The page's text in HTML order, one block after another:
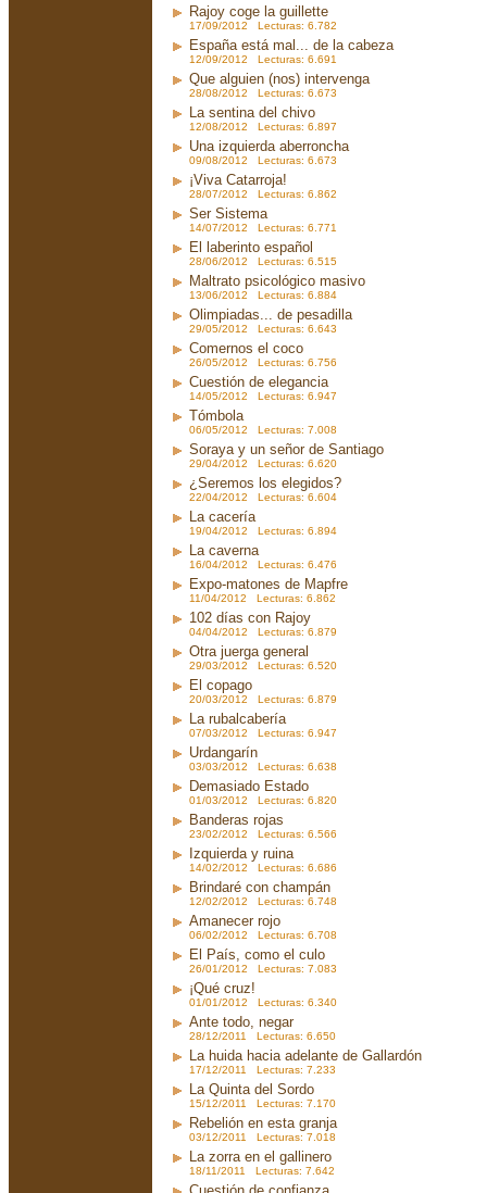
Rajoy coge la guillette
17/09/2012 Lecturas: 6.782
España está mal... de la cabeza
12/09/2012 Lecturas: 6.691
Que alguien (nos) intervenga
28/08/2012 Lecturas: 6.673
La sentina del chivo
12/08/2012 Lecturas: 6.897
Una izquierda aberroncha
09/08/2012 Lecturas: 6.673
¡Viva Catarroja!
28/07/2012 Lecturas: 6.862
Ser Sistema
14/07/2012 Lecturas: 6.771
El laberinto español
28/06/2012 Lecturas: 6.515
Maltrato psicológico masivo
13/06/2012 Lecturas: 6.884
Olimpiadas... de pesadilla
29/05/2012 Lecturas: 6.643
Comernos el coco
26/05/2012 Lecturas: 6.756
Cuestión de elegancia
14/05/2012 Lecturas: 6.947
Tómbola
06/05/2012 Lecturas: 7.008
Soraya y un señor de Santiago
29/04/2012 Lecturas: 6.620
¿Seremos los elegidos?
22/04/2012 Lecturas: 6.604
La cacería
19/04/2012 Lecturas: 6.894
La caverna
16/04/2012 Lecturas: 6.476
Expo-matones de Mapfre
11/04/2012 Lecturas: 6.862
102 días con Rajoy
04/04/2012 Lecturas: 6.879
Otra juerga general
29/03/2012 Lecturas: 6.520
El copago
20/03/2012 Lecturas: 6.879
La rubalcabería
07/03/2012 Lecturas: 6.947
Urdangarín
03/03/2012 Lecturas: 6.638
Demasiado Estado
01/03/2012 Lecturas: 6.820
Banderas rojas
23/02/2012 Lecturas: 6.566
Izquierda y ruina
14/02/2012 Lecturas: 6.686
Brindaré con champán
12/02/2012 Lecturas: 6.748
Amanecer rojo
06/02/2012 Lecturas: 6.708
El País, como el culo
26/01/2012 Lecturas: 7.083
¡Qué cruz!
01/01/2012 Lecturas: 6.340
Ante todo, negar
28/12/2011 Lecturas: 6.650
La huida hacia adelante de Gallardón
17/12/2011 Lecturas: 7.233
La Quinta del Sordo
15/12/2011 Lecturas: 7.170
Rebelión en esta granja
03/12/2011 Lecturas: 7.018
La zorra en el gallinero
18/11/2011 Lecturas: 7.642